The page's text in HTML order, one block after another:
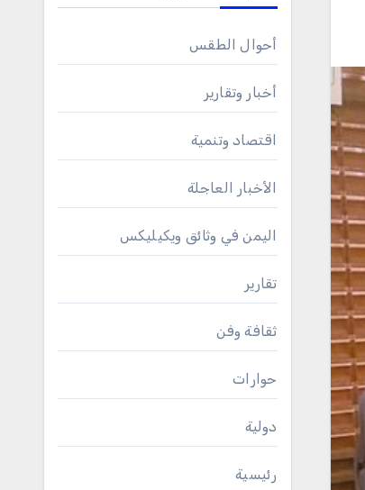
أحوال الطقس
أخبار وتقارير
اقتصاد وتنمية
الأخبار العاجلة
اليمن في وثائق ويكيليكس
تقارير
ثقافة وفن
حوارات
دولية
رئيسية